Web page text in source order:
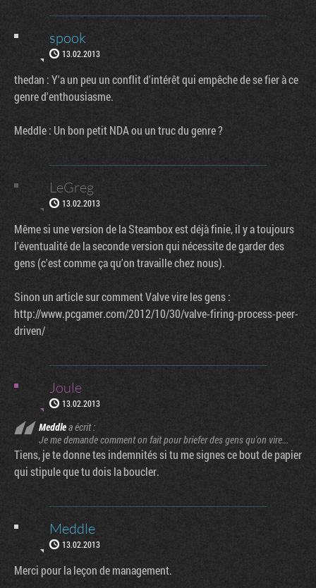
spook
13.02.2013
thedan : Y'a un peu un conflit d'intérêt qui empêche de se fier à ce
genre d'enthousiasme.
Meddle : Un bon petit NDA ou un truc du genre ?
LeGreg
13.02.2013
Même si une version de la Steambox est déjà finie, il y a toujours
l'éventualité de la seconde version qui nécessite de garder des
gens (c'est comme ça qu'on travaille chez nous).
Sinon un article sur comment Valve vire les gens :
http://www.pcgamer.com/2012/10/30/valve-firing-process-peer-
driven/
Joule
13.02.2013
Meddlea écrit :
Je me demande comment on fait pour briefer des gens qu'on vire...
Tiens, je te donne tes indemnités si tu me signes ce bout de papier
qui stipule que tu dois la boucler.
Meddle
13.02.2013
Merci pour la leçon de management.